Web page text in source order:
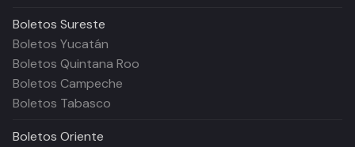
Boletos Sureste
Boletos Yucatán
Boletos Quintana Roo
Boletos Campeche
Boletos Tabasco
Boletos Oriente